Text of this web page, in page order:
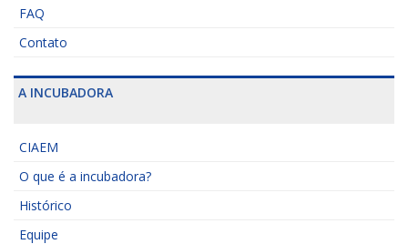
FAQ
Contato
A INCUBADORA
CIAEM
O que é a incubadora?
Histórico
Equipe